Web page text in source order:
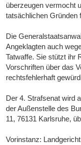
überzeugen vermocht
tatsächlichen Gründen
Die
Angeklagten auch
Tatwaffe. Sie stützt ihr
Vorschriften über das
rechtsfehlerhaft
Der 4. Strafsenat wird
der Außenstelle des
11, 76131 Karlsruhe,
Vorinstanz: